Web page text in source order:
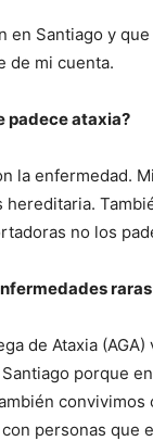
en Santiago y
de mi cuenta.
padece ataxia?
la enfermedad.
no los
de Ataxia
porque
personas que